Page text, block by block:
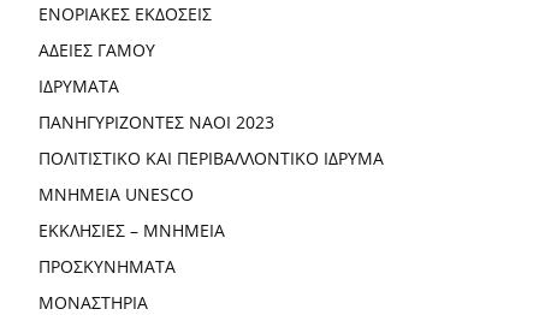
ΕΝΟΡΙΑΚΕΣ ΕΚΔΟΣΕΙΣ
ΑΔΕΙΕΣ ΓΑΜΟΥ
ΙΔΡΥΜΑΤΑ
ΠΑΝΗΓΥΡΙΖΟΝΤΕΣ ΝΑΟΙ 2023
ΠΟΛΙΤΙΣΤΙΚΟ ΚΑΙ ΠΕΡΙΒΑΛΛΟΝΤΙΚΟ ΙΔΡΥΜΑ
ΜΝΗΜΕΙΑ UNESCO
ΕΚΚΛΗΣΙΕΣ – ΜΝΗΜΕΙΑ
ΠΡΟΣΚΥΝΗΜΑΤΑ
ΜΟΝΑΣΤΗΡΙΑ